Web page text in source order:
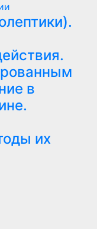
в
их